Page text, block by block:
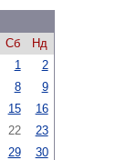
Сб
Нд
1
2
8
9
15
16
22
23
29 30